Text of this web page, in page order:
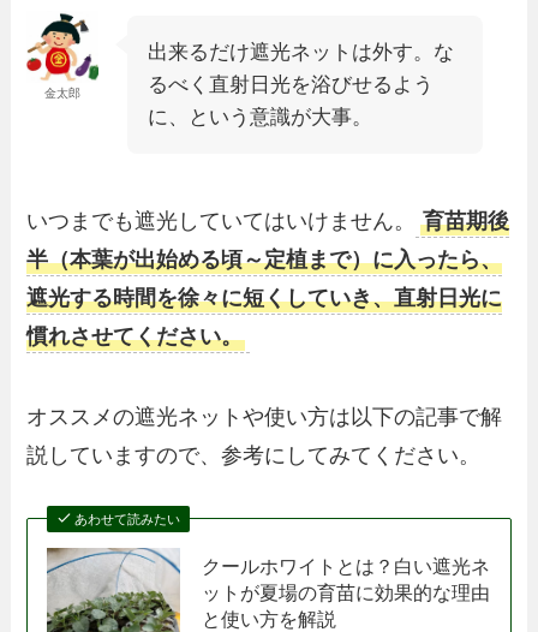
金太郎
出来るだけ遮光ネットは外す。な
るべく直射日光を浴びせるよう
に、という意識が大事。
いつまでも遮光していてはいけません。
育苗期後
半（本葉が出始める頃～定植まで）に入ったら、
遮光する時間を徐々に短くしていき、直射日光に
慣れさせてください。
オススメの遮光ネットや使い方は以下の記事で解
説していますので、参考にしてみてください。
あわせて読みたい
クールホワイトとは？白い遮光ネ
ットが夏場の育苗に効果的な理由
と使い方を解説